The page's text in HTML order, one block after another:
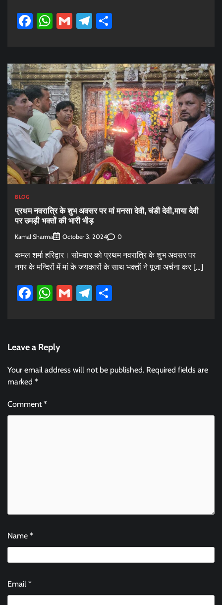
Facebook
WhatsApp
GmailTelegram
BLOG
प्रथम नवरात्रि के शुभ अवसर पर मां मनसा देवी, चंडी देवी,माया देवी
पर उमड़ी भक्तों की भारी भीड़
Kamal Sharma October 3, 2024 0
कमल शर्मा हरिद्वार। सोमवार को प्रथम नवरात्रि के शुभ अवसर पर
नगर के मन्दिरों में मां के जयकारों के साथ भक्तों ने पूजा अर्चना कर […]
Facebook
WhatsApp
GmailTelegram
Leave a Reply
Your email address will not be published. Required fields are
marked *
Comment*
Name *
Email *